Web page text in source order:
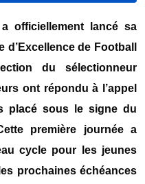
a officiellement lancé sa
de Football
du sélectionneur
ont répondu à l’appel
placé sous le signe du
première journée a
cycle pour les jeunes
prochaines échéances